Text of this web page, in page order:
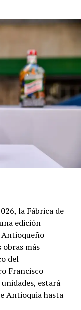
la Fábrica de
edición
más
del
Francisco
estará
Antioquia hasta